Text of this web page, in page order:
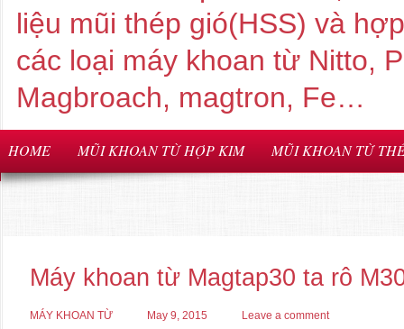
liệu mũi thép gió(HSS) và
các loại máy khoan từ Nitto,
Magbroach, magtron, Fe…
HOME MŨI KHOAN TỪ HỢP KIM MŨI KHOAN TỪ
Máy khoan từ Magtap30 ta rô
MÁY KHOAN TỪ May 9, 2015 Leave a comment